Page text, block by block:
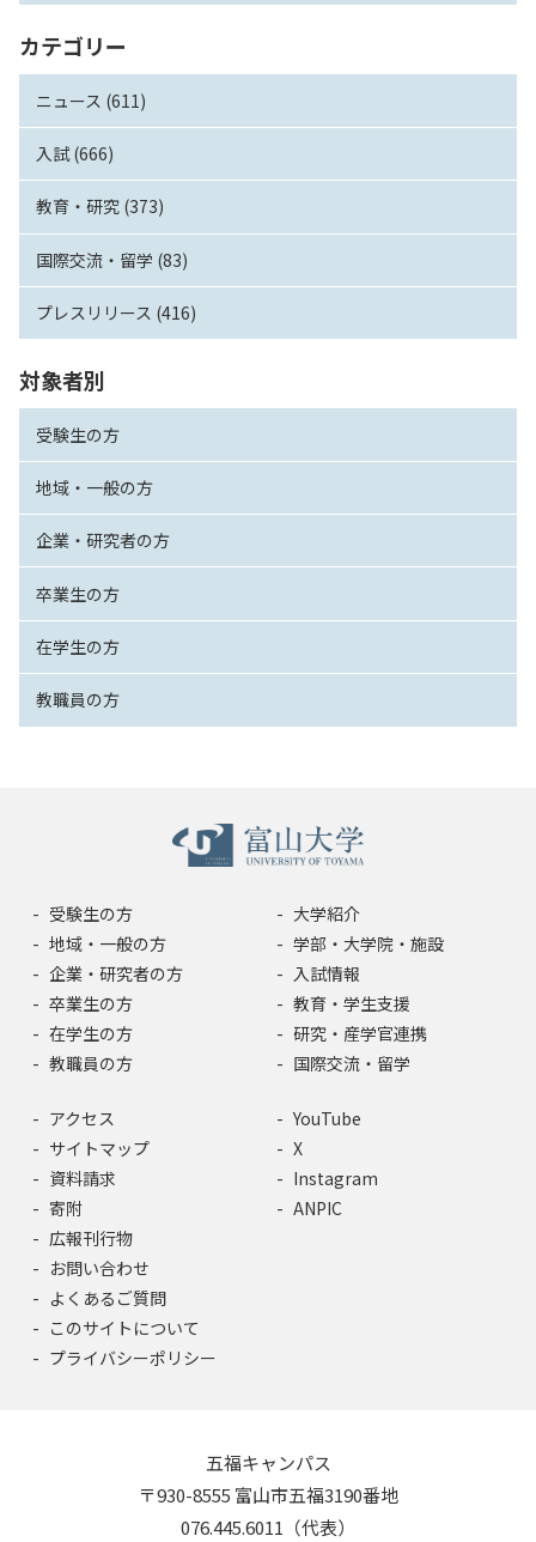
カテゴリー
ニュース (611)
入試 (666)
教育・研究 (373)
国際交流・留学 (83)
プレスリリース (416)
対象者別
受験生の方
地域・一般の方
企業・研究者の方
卒業生の方
在学生の方
教職員の方
受験生の方
地域・一般の方
企業・研究者の方
卒業生の方
在学生の方
教職員の方
大学紹介
学部・大学院・施設
入試情報
教育・学生支援
研究・産学官連携
国際交流・留学
アクセス
サイトマップ
資料請求
寄附
広報刊行物
お問い合わせ
よくあるご質問
このサイトについて
プライバシーポリシー
YouTube
X
Instagram
ANPIC
五福キャンパス
〒930-8555 富山市五福3190番地
076.445.6011（代表）